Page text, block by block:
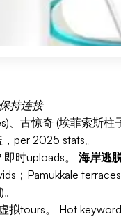
持连接
、古惊奇 (埃菲索斯柱
per 2025 stats。
时uploads。 海岸逃
；Pamukkale
拟tours。 Hot